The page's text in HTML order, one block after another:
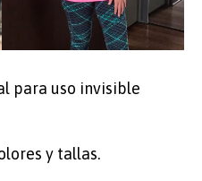
para uso invisible
y tallas.